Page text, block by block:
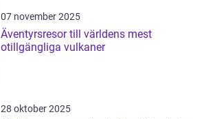
07 november 2025
Äventyrsresor till världens mest
otillgängliga vulkaner
28 oktober 2025